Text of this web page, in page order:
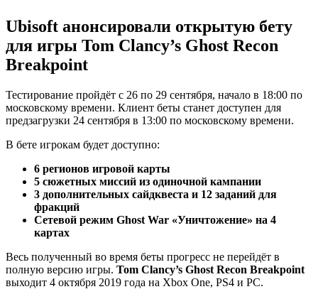
Ubisoft анонсировали открытую бету
для игры Tom Clancy’s Ghost Recon
Breakpoint
Тестирование пройдёт с 26 по 29 сентября, начало в 18:00 по
московскому времени. Клиент беты станет доступен для
предзагрузки 24 сентября в 13:00 по московскому времени.
В бете игрокам будет доступно:
6 регионов игровой карты
5 сюжетных миссий из одиночной кампании
3 дополнительных сайдквеста и 12 заданий для
фракций
Сетевой режим Ghost War «Уничтожение» на 4
картах
Весь полученный во время беты прогресс не перейдёт в
полную версию игры. Tom Clancy’s Ghost Recon Breakpoint
выходит 4 октября 2019 года на Xbox One, PS4 и PC.